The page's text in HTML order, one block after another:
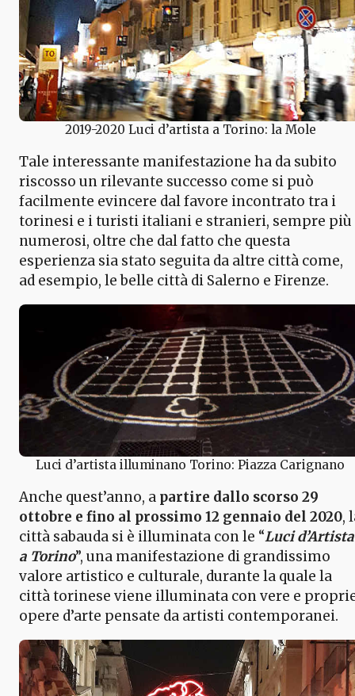
2019-2020 Luci d’artista a Torino: la Mole
Tale interessante manifestazione ha da subito
riscosso un rilevante successo come si può
facilmente evincere dal favore incontrato tra i
torinesi e i turisti italiani e stranieri, sempre più
numerosi, oltre che dal fatto che questa
esperienza sia stato seguita da altre città come,
ad esempio, le belle città di Salerno e Firenze.
Luci d’artista illuminano Torino: Piazza Carignano
Anche quest’anno, a partire dallo scorso 29
ottobre e fino al prossimo 12 gennaio del 2020,
città sabauda si è illuminata con le “Luci d’Artista
a Torino”, una manifestazione di grandissimo
valore artistico e culturale, durante la quale la
città torinese viene illuminata con vere e
opere d’arte pensate da artisti contemporanei.